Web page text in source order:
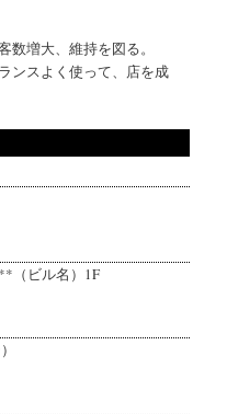
数増大、維持を図る。
ンスよく使って、店を成
ビル名）1F